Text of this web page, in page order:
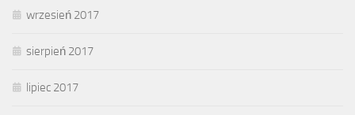
wrzesień 2017
sierpień 2017
lipiec 2017